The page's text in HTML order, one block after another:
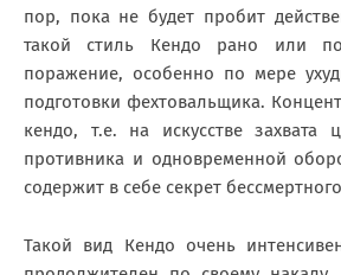
пор, пока не будет пробит
такой стиль Кендо рано или
поражение, особенно по мере
подготовки фехтовальщика.
кендо, т.е. на искусстве захвата
противника и одновременной
содержит в себе секрет
Такой вид Кендо очень